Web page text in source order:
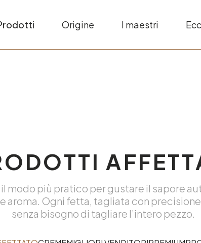
Origine I maestri
più pratico per gustare il sapore
aroma. Ogni fetta, tagliata con
senza bisogno di tagliare l’intero pezzo.